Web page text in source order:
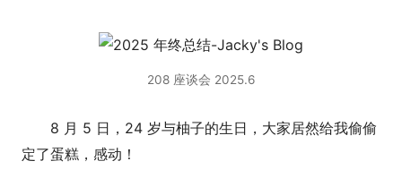
208 座谈会 2025.6
8 月 5 日，24 岁与柚子的生日，大家居然给我偷偷
定了蛋糕，感动！